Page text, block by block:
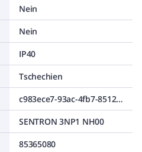
Nein
Nein
IP40
Tschechien
c983ece7-93ac-4fb7-8512-16b0006a75e7
SENTRON 3NP1 NH00
85365080